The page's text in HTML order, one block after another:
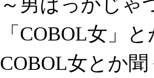
「COBOL女」
COBOL女とか